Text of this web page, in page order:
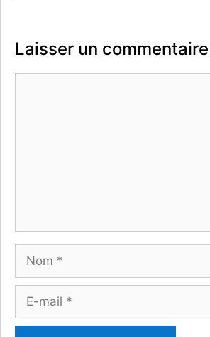
Laisser un commentaire
Nom